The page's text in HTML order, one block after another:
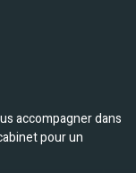
accompagner dans
pour un